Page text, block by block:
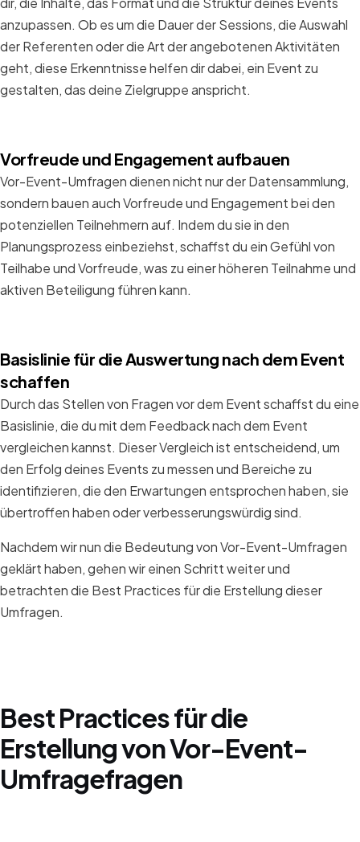
anzupassen. Ob es um die Dauer der Sessions, die Auswahl
der Referenten oder die Art der angebotenen Aktivitäten
geht, diese Erkenntnisse helfen dir dabei, ein Event zu
gestalten, das deine Zielgruppe anspricht.
Vorfreude und Engagement aufbauen
Vor-Event-Umfragen dienen nicht nur der Datensammlung,
sondern bauen auch Vorfreude und Engagement bei den
potenziellen Teilnehmern auf. Indem du sie in den
Planungsprozess einbeziehst, schaffst du ein Gefühl von
Teilhabe und Vorfreude, was zu einer höheren Teilnahme und
aktiven Beteiligung führen kann.
Basislinie für die Auswertung nach dem Event
schaffen
Durch das Stellen von Fragen vor dem Event schaffst du eine
Basislinie, die du mit dem Feedback nach dem Event
vergleichen kannst. Dieser Vergleich ist entscheidend, um
den Erfolg deines Events zu messen und Bereiche zu
identifizieren, die den Erwartungen entsprochen haben, sie
übertroffen haben oder verbesserungswürdig sind.
Nachdem wir nun die Bedeutung von Vor-Event-Umfragen
geklärt haben, gehen wir einen Schritt weiter und
betrachten die Best Practices für die Erstellung dieser
Umfragen.
Best Practices für die
Erstellung von Vor-Event-
Umfragefragen